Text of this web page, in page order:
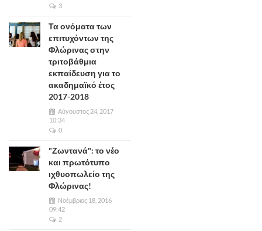
3
Τα ονόματα των
επιτυχόντων της
Φλώρινας στην
τριτοβάθμια
εκπαίδευση για το
ακαδημαϊκό έτος
2017-2018
Αύγουστος 24, 2017
10:34
0
"Ζωντανά": το νέο
και πρωτότυπο
ιχθυοπωλείο της
Φλώρινας!
Νοέμβριος 18, 2016
09:42
2